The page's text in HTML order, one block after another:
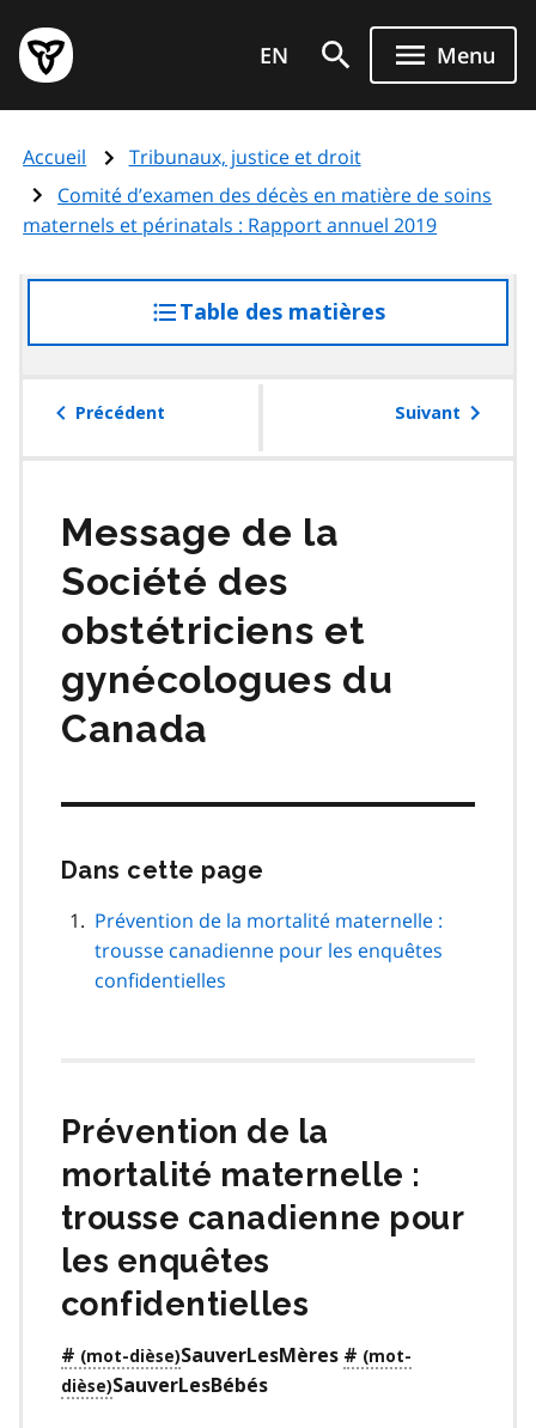
au
contenu
principal
Page
d'accueil
de
l'Ontario
EN Menu
Accueil
Tribunaux, justice et droit
Comité d’examen des décès en matière de soins
maternels et périnatals : Rapport annuel 2019
Table des matières
à
table
Précédent Suivant
Message de la
Société des
obstétriciens et
gynécologues du
Canada
Dans cette page
navigation
page
Prévention de la mortalité maternelle :
trousse canadienne pour les enquêtes
confidentielles
Prévention de la
mortalité maternelle :
trousse canadienne pour
les enquêtes
confidentielles
# SauverLesMères #
SauverLesBébés